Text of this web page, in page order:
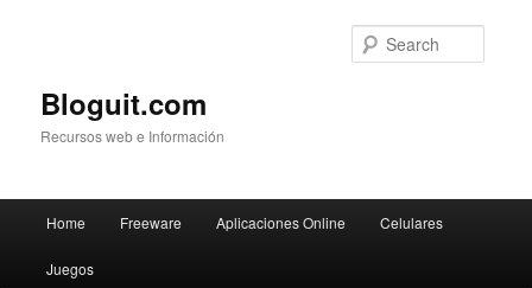
Bloguit.com
Recursos web e Información
Skip
to
Skip
to
Home Freeware Aplicaciones Online Celulares
Juegos